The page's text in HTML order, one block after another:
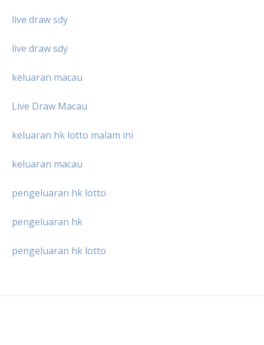
live draw sdy
live draw sdy
keluaran macau
Live Draw Macau
keluaran hk lotto malam ini
keluaran macau
pengeluaran hk lotto
pengeluaran hk
pengeluaran hk lotto